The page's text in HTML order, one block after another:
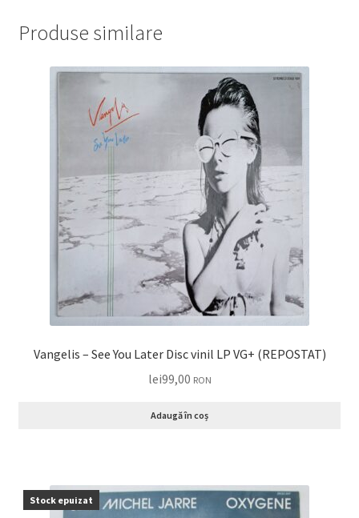
Produse similare
Vangelis – See You Later Disc vinil LP VG+ (REPOSTAT)
lei99,00 RON
Adaugă în coș
Stock epuizat